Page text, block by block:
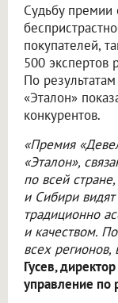
Судьбу премии
покупателей,
500 экспертов
По
«Эталон»
конкурентов.
«Премия
«Эталон»,
по всей
и Сибири видят
традиционно
и качеством.
всех
Гусев,
управление по